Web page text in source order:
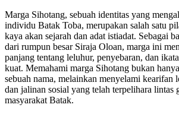
Marga Sihotang, sebuah identitas yang
individu Batak Toba, merupakan salah satu
kaya akan sejarah dan adat istiadat. Sebagai
dari rumpun besar Siraja Oloan, marga ini
panjang tentang leluhur, penyebaran, dan
kuat. Memahami marga Sihotang bukan
sebuah nama, melainkan menyelami
dan jalinan sosial yang telah terpelihara lintas
masyarakat Batak.